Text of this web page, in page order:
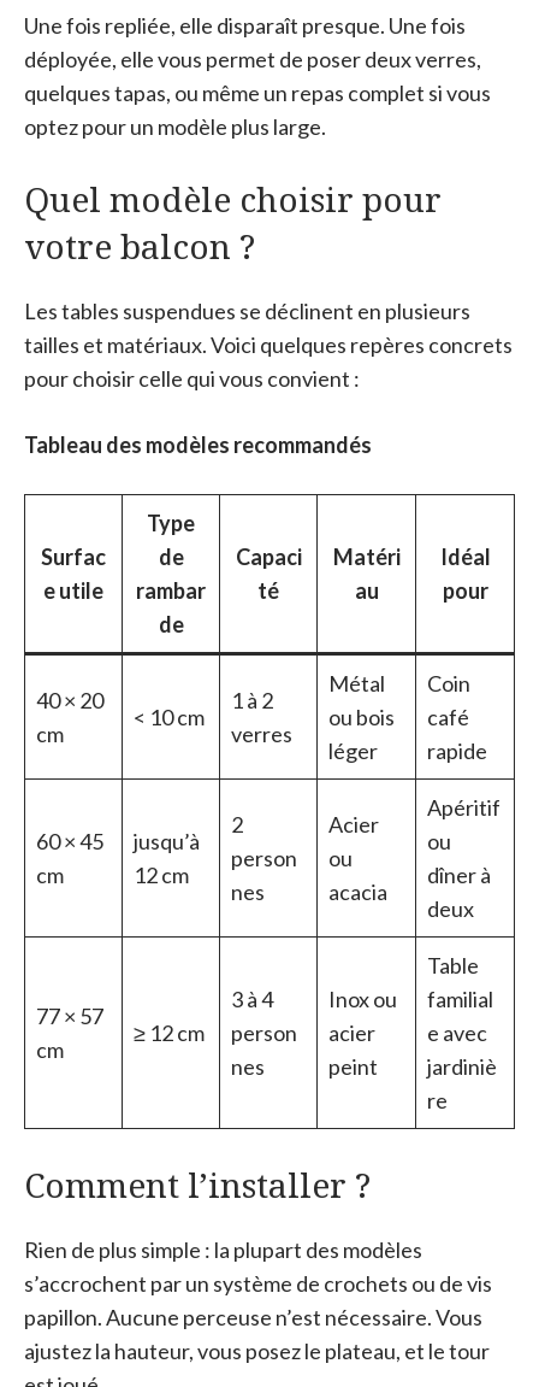
Une fois repliée, elle disparaît presque. Une fois
déployée, elle vous permet de poser deux verres,
quelques tapas, ou même un repas complet si vous
optez pour un modèle plus large.
Quel modèle choisir pour
votre balcon ?
Les tables suspendues se déclinent en plusieurs
tailles et matériaux. Voici quelques repères concrets
pour choisir celle qui vous convient :
Tableau des modèles recommandés
Surfac
e utile
Type
de
rambar
de
Capaci
té
Matéri
au
Idéal
pour
40 × 20
cm
< 10 cm
1 à 2
verres
Métal
ou bois
léger
Coin
café
rapide
60 × 45
cm
jusqu’à
12 cm
2
person
nes
Acier
ou
acacia
Apéritif
ou
dîner à
deux
77 × 57
cm
≥ 12 cm
3 à 4
person
nes
Inox ou
acier
peint
Table
familial
e avec
jardiniè
re
Comment l’installer ?
Rien de plus simple : la plupart des modèles
s’accrochent par un système de crochets ou de vis
papillon. Aucune perceuse n’est nécessaire. Vous
ajustez la hauteur, vous posez le plateau, et le tour